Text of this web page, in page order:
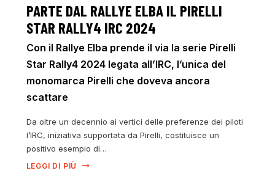
PARTE DAL RALLYE ELBA IL PIRELLI
STAR RALLY4 IRC 2024
Con il Rallye Elba prende il via la serie Pirelli
Star Rally4 2024 legata all’IRC, l’unica del
monomarca Pirelli che doveva ancora
scattare
Da oltre un decennio ai vertici delle preferenze dei piloti
l’IRC, iniziativa supportata da Pirelli, costituisce un
positivo esempio di…
LEGGI DI PIÙ